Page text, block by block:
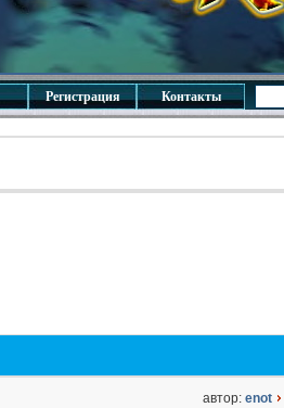
Регистрация Контакты
автор: enot